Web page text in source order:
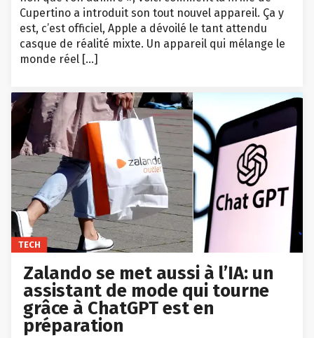
Cupertino a introduit son tout nouvel appareil. Ça y
est, c’est officiel, Apple a dévoilé le tant attendu
casque de réalité mixte. Un appareil qui mélange le
monde réel […]
TECH
Zalando se met aussi à l’IA: un
assistant de mode qui tourne
grâce à ChatGPT est en
préparation